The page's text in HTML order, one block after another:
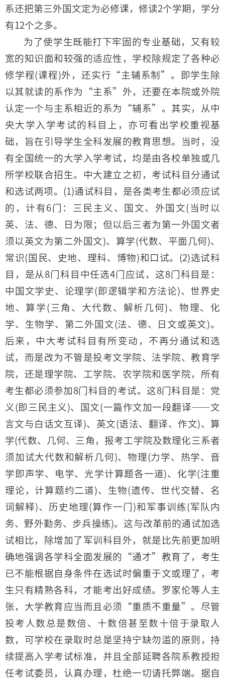
系还把第三外国文定为必修课，修读2个学期，学分
有12个之多。
为了使学生既能打下牢固的专业基础，又有较
宽的知识面和较强的适应性，学校除规定了各种必
修学程(课程)外，还实行“主辅系制”。即学生除
以其就读的系作为“主系”外，还要在本院或外院
认定一个与主系相近的系为“辅系”。其实，从中
央大学入学考试的科目上，亦可看出学校重视基
础，旨在引导学生全科发展的教育思想。当时，没
有全国统一的大学入学考试，均是由各校单独或几
所学校联合招生。中大建立之初，考试科目分通试
和选试两项。(1)通试科目，是各类考生都必须应试
的，计有6门：三民主义、国文、外国文(当时以
英、法、德、日为限；但以后三者为第一外国文者
须以英文为第二外国文)、算学(代数、平面几何)、
常识(国民、史地、理科、博物)和口试。(2)选试科
目，是从8门科目中任选4门应试，这8门科目是：
中国文学史、论理学(即逻辑学和方法论)、世界史
地、算学(三角、大代数、解析几何)、物理、化
学、生物学、第二外国文(法、德、日文或英文)。
后来，中大考试科目有所变动，不再分通试和选
试，而是改为不管是投考文学院、法学院、教育学
院，还是理学院、工学院、农学院和医学院，所有
考生都必须参加8门科目的考试。这8门科目是：党
义(即三民主义)、国文(一篇作文加一段翻译——文
言文与白话文互译)、英文(语法、翻译、作文)、算
学(代数、几何、三角，报考工学院及数理化三系者
须加试大代数和解析几何)、物理(力学、热学、音
学即声学、电学、光学计算题各一道)、化学(注重
理论，计算题约二道)、生物(遗传、世代交替、名
词解释)、历史地理(算作一门)和军事训练(军队内
务、野外勤务、步兵操练)。这与改革前的通试加选
试相比，除增加了军训科目外，就是比先前更加明
确地强调各学科全面发展的“通才”教育了，考生
已不能根据自身条件在选试时偏重于文或理了，考
生只有精熟各科，才能考出好成绩。罗家伦等人主
张，大学教育应当而且必须“重质不重量”。尽管
投考人数总是数倍、十数倍甚至数十倍于录取人
数，可学校在录取时总是坚持宁缺勿滥的原则，持
续提高入学考试标准，并且全部延聘各院系教授担
任考试委员，认真办理，杜绝一切请托弊端。据自